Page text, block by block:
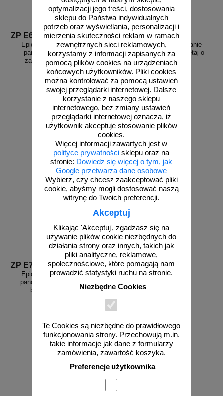
optymalizacji jego treści, dostosowania
sklepu do Państwa indywidualnych
potrzeb oraz wyświetlania, personalizacji i
mierzenia skuteczności reklam w ramach
zewnętrznych sieci reklamowych,
korzystamy z informacji zapisanych za
pomocą plików cookies na urządzeniach
końcowych użytkowników. Pliki cookies
można kontrolować za pomocą ustawień
swojej przeglądarki internetowej. Dalsze
korzystanie z naszego sklepu
internetowego, bez zmiany ustawień
przeglądarki internetowej oznacza, iż
użytkownik akceptuje stosowanie plików
cookies.
Więcej informacji zawartych jest w
polityce prywatności sklepu oraz na
stronie: Dowiedz się więcej o tym, jak
Google przetwarza dane osobowe
Wybierz, czy chcesz zaakceptować pliki
cookie, abyśmy mogli dostosować naszą
witrynę do Twoich preferencji.
Akceptuj
Klikając 'Akceptuj', zgadzasz się na
używanie plików cookie niezbędnych do
działania strony oraz innych, takich jak
pliki analityczne, reklamowe,
społecznościowe, które pomagają nam
prowadzić statystyki ruchu na stronie.
Niezbędne Cookies
Te Cookies są niezbędne do prawidłowego
funkcjonowania strony. Przechowują m.in.
takie informacje jak dane z formularzy
zamówienia, zawartość koszyka.
Preferencje użytkownika
ZP E6
Epidemia - przeciwdziałanie
pandemii - naklejka BHP -
zachowaj odstęp, okrągła
od 26,75 zł
21,75 zł netto
do koszyka
ZP E7a
Epidemia - przeciwdziałanie
pandemii - plakat - pamiętaj o
myciu rąk
od 46,13 zł
37,50 zł netto
do koszyka
ZP E7b
Epidemia - przeciwdziałanie
pandemii - plakat - zachowaj
bezpieczną odległość
od 46,13 zł
37,50 zł netto